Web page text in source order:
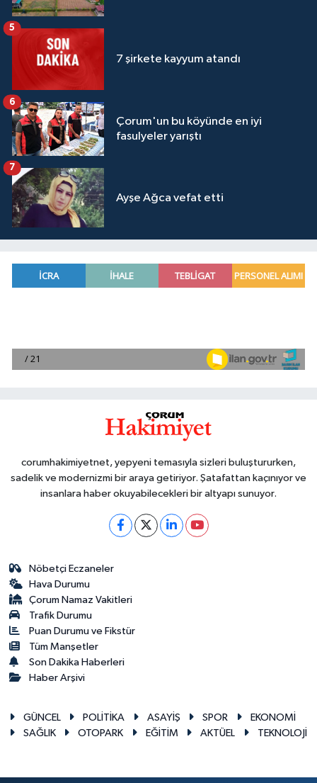
7 şirkete kayyum atandı
5
Çorum'un bu köyünde en iyi
fasulyeler yarıştı
6
Ayşe Ağca vefat etti
7
corumhakimiyetnet, yepyeni temasıyla sizleri buluştururken,
sadelik ve modernizmi bir araya getiriyor. Şatafattan kaçınıyor ve
insanlara haber okuyabilecekleri bir altyapı sunuyor.
Nöbetçi Eczaneler
Hava Durumu
Çorum Namaz Vakitleri
Trafik Durumu
Puan Durumu ve Fikstür
Tüm Manşetler
Son Dakika Haberleri
Haber Arşivi
GÜNCEL POLİTİKA ASAYİŞ SPOR
EKONOMİ
SAĞLIK
OTOPARK EĞİTİM AKTÜEL TEKNOLOJİ